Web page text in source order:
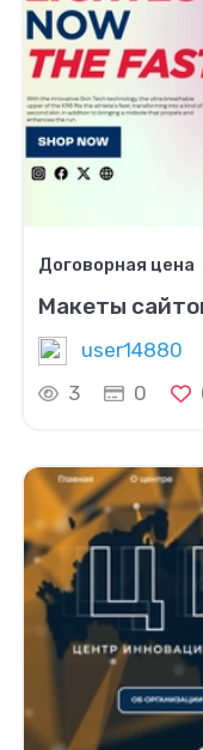
Договорная цена
Макеты
user14880
3
0